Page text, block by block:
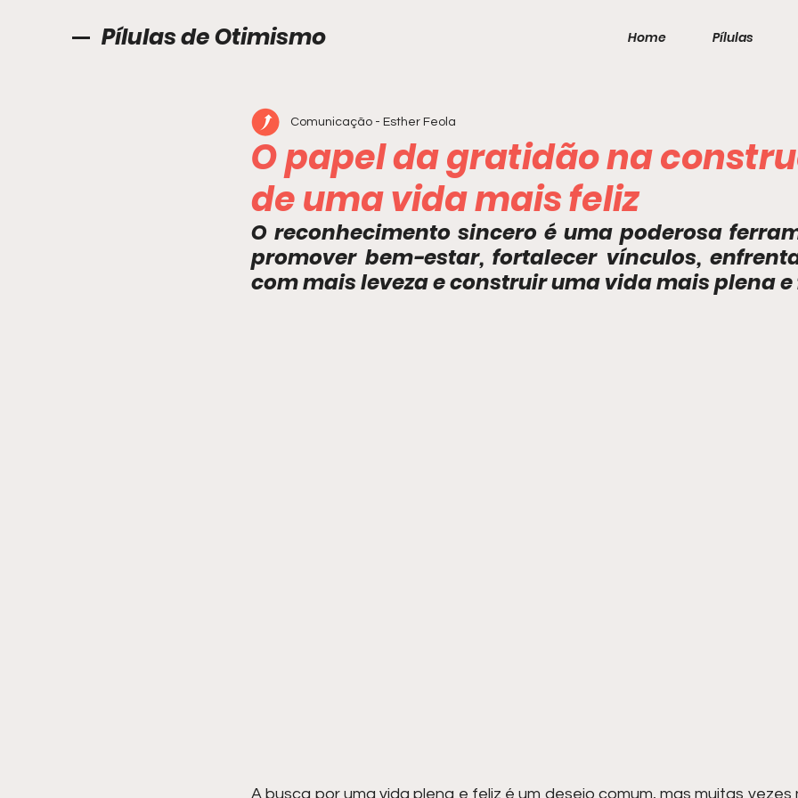
Pílulas de Otimismo Home Pílulas
O papel da gratidão na
de uma vida mais feliz
Comunicação - Esther Feola
O reconhecimento sincero é uma poderosa
promover bem-estar, fortalecer vínculos,
com mais leveza e construir uma vida mais plena e
A busca por uma vida plena e feliz é um desejo comum, mas muitas vezes